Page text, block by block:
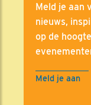
Meld je aan
nieuws,
op de
Meld je aan